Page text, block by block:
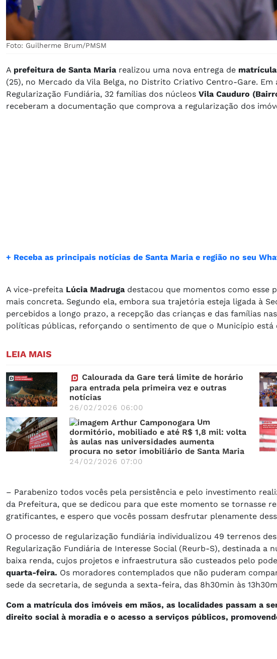
Foto: Guilherme Brum/PMSM
A prefeitura de Santa Maria realizou uma nova entrega de
(25), no Mercado da Vila Belga, no Distrito Criativo Centro-Gare.
Regularização Fundiária, 32 famílias dos núcleos Vila Cauduro
receberam a documentação que comprova a regularização dos
+ Receba as principais notícias de Santa Maria e região no seu
A vice-prefeita Lúcia Madruga destacou que momentos como esse
mais concreta. Segundo ela, embora sua trajetória esteja ligada à
percebidos a longo prazo, a recepção das crianças e das famílias
políticas públicas, reforçando o sentimento de que o Município
LEIA MAIS
Calourada da Gare terá limite de horário
para entrada pela primeira vez e outras
notícias
26/02/2026 06:00
Um
dormitório, mobiliado e até R$ 1,8 mil: volta
às aulas nas universidades aumenta
procura no setor imobiliário de Santa Maria
24/02/2026 07:00
– Parabenizo todos vocês pela persistência e pelo investimento
da Prefeitura, que se dedicou para que este momento se tornasse
gratificantes, e espero que vocês possam desfrutar plenamente
O processo de regularização fundiária individualizou 49 terrenos
Regularização Fundiária de Interesse Social (Reurb-S), destinada
baixa renda, cujos projetos e infraestrutura são custeados pelo
quarta-feira. Os moradores contemplados que não puderam
sede da secretaria, de segunda a sexta-feira, das 8h30min às
Com a matrícula dos imóveis em mãos, as localidades passam a
direito social à moradia e o acesso a serviços públicos,